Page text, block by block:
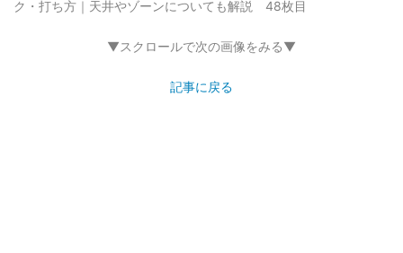
ク・打ち方｜天井やゾーンについても解説 48枚目
▼スクロールで次の画像をみる▼
記事に戻る